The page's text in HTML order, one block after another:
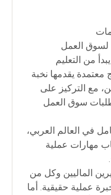
لسوق العمل
من التعليم
معتمدة يقدمها نخبة
مع التركيز على
سوق العمل
في العالم العربي،
مهارات عملية
الماليين وكل من
عملية حقيقية. أما